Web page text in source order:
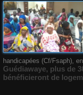
handicapées (Cf/Fsaph),
Guédiawaye, plus de
bénéficieront de